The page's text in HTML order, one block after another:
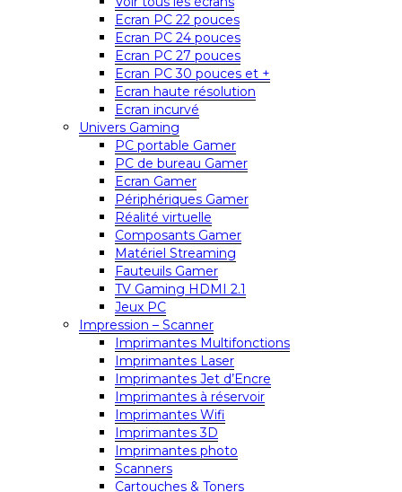
Ecran PC 22 pouces
Ecran PC 24 pouces
Ecran PC 27 pouces
Ecran PC 30 pouces et +
Ecran haute résolution
Ecran incurvé
Univers Gaming
PC portable Gamer
PC de bureau Gamer
Ecran Gamer
Périphériques Gamer
Réalité virtuelle
Composants Gamer
Matériel Streaming
Fauteuils Gamer
TV Gaming HDMI 2.1
Jeux PC
Impression – Scanner
Imprimantes Multifonctions
Imprimantes Laser
Imprimantes Jet d’Encre
Imprimantes à réservoir
Imprimantes Wifi
Imprimantes 3D
Imprimantes photo
Scanners
Cartouches & Toners